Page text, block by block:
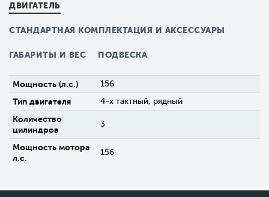
ДВИГАТЕЛЬ
СТАНДАРТНАЯ КОМПЛЕКТАЦИЯ И АКСЕССУАРЫ
ГАБАРИТЫ И ВЕС ПОДВЕСКА
Мощность (л.с.) 156
Тип двигателя 4-х тактный, рядный
Количество
цилиндров
3
Мощность мотора
л.с.
156